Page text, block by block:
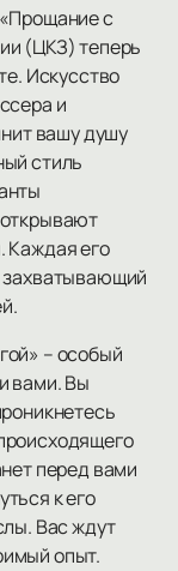
с
(ЦКЗ) теперь
Искусство
и
вашу душу
стиль
Каждая его
захватывающий
– особый
вами. Вы
перед вами
к его
Вас ждут
опыт.